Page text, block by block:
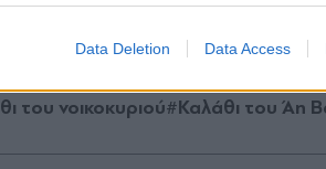
Data Deletion Data Access
του νοικοκυριού#Καλάθι του Άη